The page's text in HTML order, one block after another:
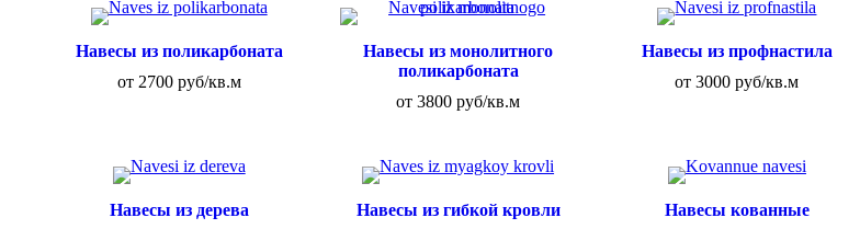
Навесы из поликарбоната
от 2700 руб/кв.м
Навесы из монолитного
поликарбоната
от 3800 руб/кв.м
Навесы из профнастила
от 3000 руб/кв.м
Навесы из дерева
Навесы из гибкой кровли
Навесы кованные